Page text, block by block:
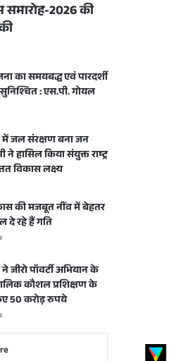
समारोह-2026 की
का समयबद्ध एवं पारदर्शी
: एस.पी. गोयल
में जल संरक्षण बना जन
हासिल किया संयुक्त राष्ट्र
विकास लक्ष्य
की मजबूत नींव में बेहतर
रहे हैं गति
जीरो पॉवर्टी अभियान के
कौशल प्रशिक्षण के
50 करोड़ रुपये